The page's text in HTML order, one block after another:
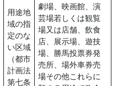
用途地
域の指
定のな
い区域
（都市
計画法
第七条
劇場、映画館、演
芸場若しくは観覧
場又は店舗、飲食
店、展示場、遊技
場、勝馬投票券発
売所、場外車券売
場その他これらに